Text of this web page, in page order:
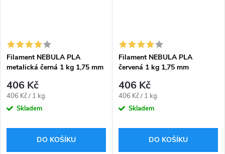
Filament NEBULA PLA
metalická černá 1 kg 1,75 mm
406 Kč
Měrná
cena:
406 Kč / 1 kg
Skladem
DO KOŠÍKU
Filament NEBULA PLA
červená 1 kg 1,75 mm
406 Kč
Měrná
cena:
406 Kč / 1 kg
Skladem
DO KOŠÍKU